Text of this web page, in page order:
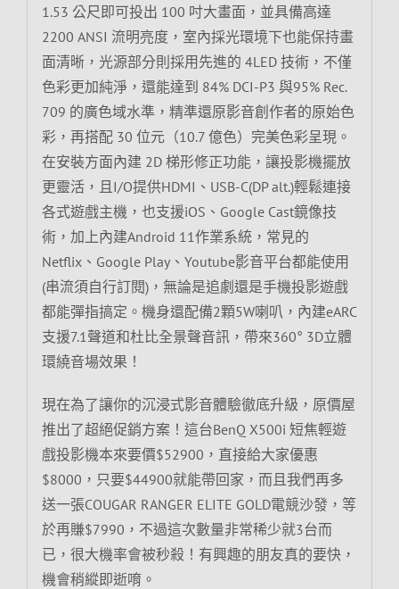
1.53 公尺即可投出 100 吋大畫面，並具備高達
2200 ANSI 流明亮度，室內採光環境下也能保持畫
面清晰，光源部分則採用先進的 4LED 技術，不僅
色彩更加純淨，還能達到 84% DCI-P3 與95% Rec.
709 的廣色域水準，精準還原影音創作者的原始色
彩，再搭配 30 位元（10.7 億色）完美色彩呈現。
在安裝方面內建 2D 梯形修正功能，讓投影機擺放
更靈活，且I/O提供HDMI、USB-C(DP alt.)輕鬆連接
各式遊戲主機，也支援iOS、Google Cast鏡像技
術，加上內建Android 11作業系統，常見的
Netflix、Google Play、Youtube影音平台都能使用
(串流須自行訂閱)，無論是追劇還是手機投影遊戲
都能彈指搞定。機身還配備2顆5W喇叭，內建eARC
支援7.1聲道和杜比全景聲音訊，帶來360° 3D立體
環繞音場效果！
現在為了讓你的沉浸式影音體驗徹底升級，原價屋
推出了超絕促銷方案！這台BenQ X500i 短焦輕遊
戲投影機本來要價$52900，直接給大家優惠
$8000，只要$44900就能帶回家，而且我們再多
送一張COUGAR RANGER ELITE GOLD電競沙發，等
於再賺$7990，不過這次數量非常稀少就3台而
已，很大機率會被秒殺！有興趣的朋友真的要快，
機會稍縱即逝唷。